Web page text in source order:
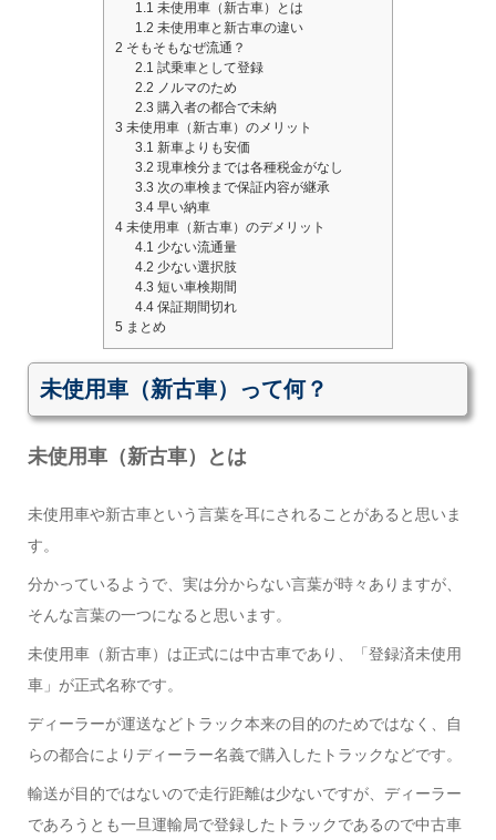
1.1 未使用車（新古車）とは
1.2 未使用車と新古車の違い
2 そもそもなぜ流通？
2.1 試乗車として登録
2.2 ノルマのため
2.3 購入者の都合で未納
3 未使用車（新古車）のメリット
3.1 新車よりも安価
3.2 現車検分までは各種税金がなし
3.3 次の車検まで保証内容が継承
3.4 早い納車
4 未使用車（新古車）のデメリット
4.1 少ない流通量
4.2 少ない選択肢
4.3 短い車検期間
4.4 保証期間切れ
5 まとめ
未使用車（新古車）って何？
未使用車（新古車）とは
未使用車や新古車という言葉を耳にされることがあると思いま
す。
分かっているようで、実は分からない言葉が時々ありますが、
そんな言葉の一つになると思います。
未使用車（新古車）は正式には中古車であり、「登録済未使用
車」が正式名称です。
ディーラーが運送などトラック本来の目的のためではなく、自
らの都合によりディーラー名義で購入したトラックなどです。
輸送が目的ではないので走行距離は少ないですが、ディーラー
であろうとも一旦運輸局で登録したトラックであるので中古車